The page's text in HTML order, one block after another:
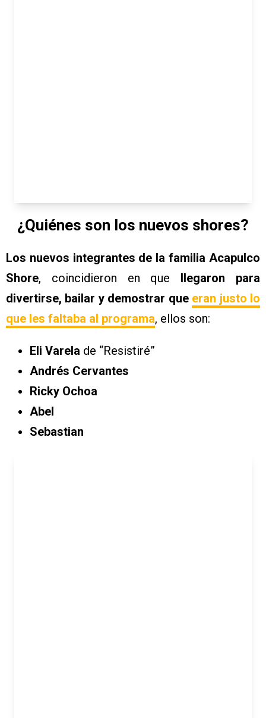
¿Quiénes son los nuevos shores?
Los nuevos integrantes de la familia Acapulco
Shore, coincidieron en que
llegaron para
divertirse, bailar y demostrar que eran justo lo
que les faltaba al programa, ellos son:
Eli Varela de “Resistiré”
Andrés Cervantes
Ricky Ochoa
Abel
Sebastian